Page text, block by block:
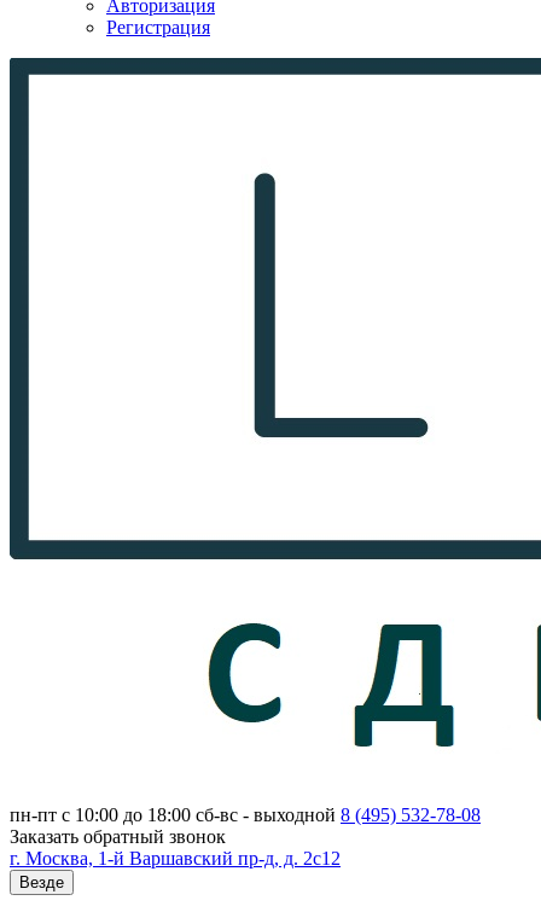
Авторизация
Регистрация
пн-пт с 10:00 до 18:00 сб-вс - выходной 8 (495) 532-78-08
Заказать обратный звонок
г. Москва, 1-й Варшавский пр-д, д. 2с12
Везде